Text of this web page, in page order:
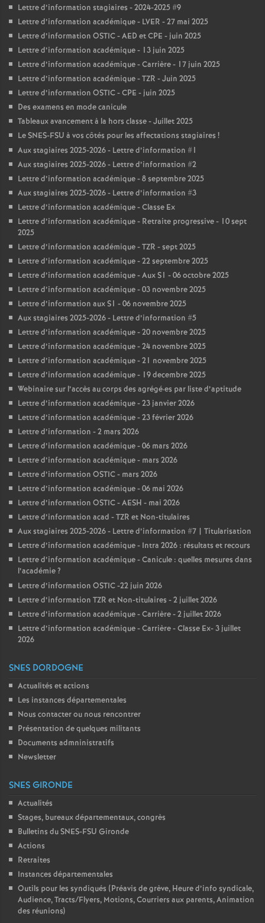
Lettre d’information stagiaires - 2024-2025 #9
Lettre d’information académique - LVER - 27 mai 2025
Lettre d’information OSTIC - AED et CPE - juin 2025
Lettre d’information académique - 13 juin 2025
Lettre d’information académique - Carrière - 17 juin 2025
Lettre d’information académique - TZR - Juin 2025
Lettre d’information OSTIC - CPE - juin 2025
Des examens en mode canicule
Tableaux avancement à la hors classe - Juillet 2025
Le SNES-FSU à vos côtés pour les affectations stagiaires !
Aux stagiaires 2025-2026 - Lettre d’information #1
Aux stagiaires 2025-2026 - Lettre d’information #2
Lettre d’information académique - 8 septembre 2025
Aux stagiaires 2025-2026 - Lettre d’information #3
Lettre d’information académique - Classe Ex
Lettre d’information académique - Retraite progressive - 10 sept
2025
Lettre d’information académique - TZR - sept 2025
Lettre d’information académique - 22 septembre 2025
Lettre d’information académique - Aux S1 - 06 octobre 2025
Lettre d’information académique - 03 novembre 2025
Lettre d’information aux S1 - 06 novembre 2025
Aux stagiaires 2025-2026 - Lettre d’information #5
Lettre d’information académique - 20 novembre 2025
Lettre d’information académique - 24 novembre 2025
Lettre d’information académique - 21 novembre 2025
Lettre d’information académique - 19 decembre 2025
Webinaire sur l’accès au corps des agrégé·es par liste d’aptitude
Lettre d’information académique - 23 janvier 2026
Lettre d’information académique - 23 février 2026
Lettre d’information - 2 mars 2026
Lettre d’information académique - 06 mars 2026
Lettre d’information académique - mars 2026
Lettre d’information OSTIC - mars 2026
Lettre d’information académique - 06 mai 2026
Lettre d’information OSTIC - AESH - mai 2026
Lettre d’information acad - TZR et Non-titulaires
Aux stagiaires 2025-2026 - Lettre d’information #7 | Titularisation
Lettre d’information académique - Intra 2026 : résultats et recours
Lettre d’information académique - Canicule : quelles mesures dans
l’académie?
Lettre d’information OSTIC -22 juin 2026
Lettre d’information TZR et Non-titulaires - 2 juillet 2026
Lettre d’information académique - Carrière - 2 juillet 2026
Lettre d’information académique - Carrière - Classe Ex- 3 juillet
2026
SNES DORDOGNE
Actualités et actions
Les instances départementales
Nous contacter ou nous rencontrer
Présentation de quelques militants
Documents admninistratifs
Newsletter
SNES GIRONDE
Actualités
Stages, bureaux départementaux, congrès
Bulletins du SNES-FSU Gironde
Actions
Retraites
Instances départementales
Outils pour les syndiqués (Préavis de grève, Heure d’info syndicale,
Audience, Tracts/Flyers, Motions, Courriers aux parents, Animation
des réunions)